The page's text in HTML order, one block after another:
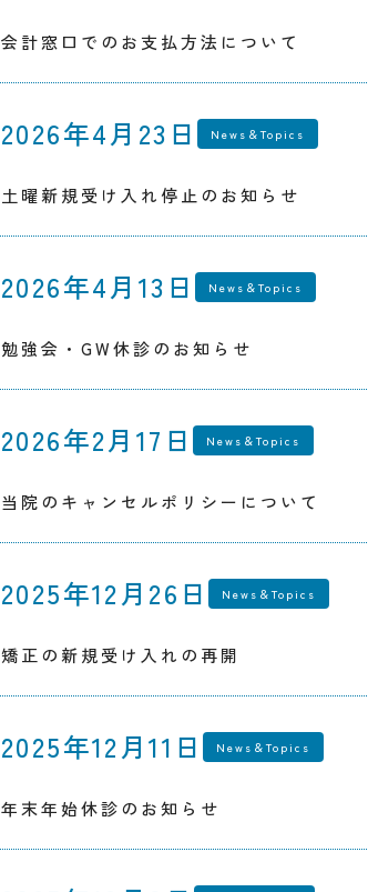
会計窓口でのお支払方法について
2026年4月23日 News＆Topics
土曜新規受け入れ停止のお知らせ
2026年4月13日 News＆Topics
勉強会・GW休診のお知らせ
2026年2月17日 News＆Topics
当院のキャンセルポリシーについて
2025年12月26日 News＆Topics
矯正の新規受け入れの再開
2025年12月11日 News＆Topics
年末年始休診のお知らせ